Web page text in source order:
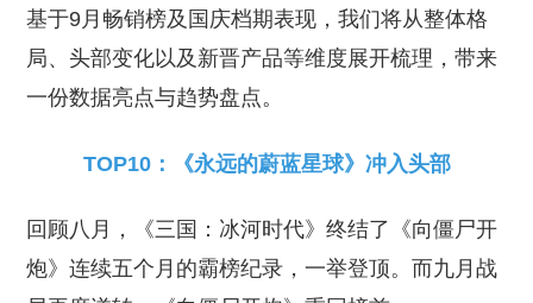
基于9月畅销榜及国庆档期表现，我们将从整体格
局、头部变化以及新晋产品等维度展开梳理，带来
一份数据亮点与趋势盘点。
TOP10：《永远的蔚蓝星球》冲入头部
回顾八月，《三国：冰河时代》终结了《向僵尸开
炮》连续五个月的霸榜纪录，一举登顶。而九月战